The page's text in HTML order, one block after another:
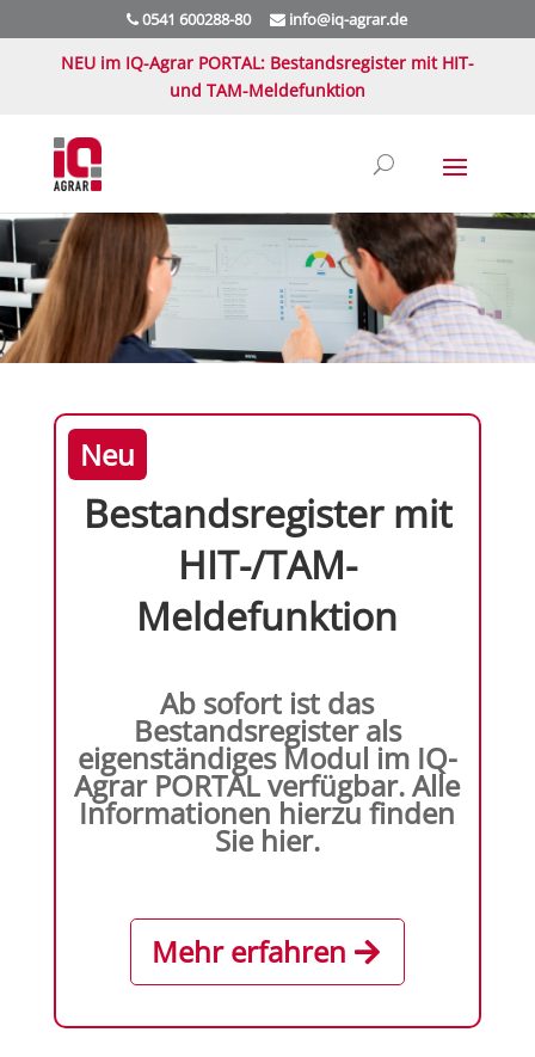
0541 600288-80 info@iq-agrar.de
NEU im IQ-Agrar PORTAL: Bestandsregister mit HIT-
und TAM-Meldefunktion
Neu
Bestandsregister mit
HIT-/TAM-
Meldefunktion
Ab sofort ist das
Bestandsregister als
eigenständiges Modul im IQ-
Agrar PORTAL verfügbar. Alle
Informationen hierzu finden
Sie hier.
Mehr erfahren